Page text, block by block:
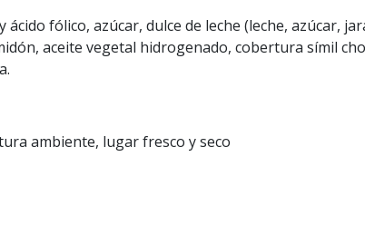
fólico, azúcar, dulce de leche (leche, azúcar,
aceite vegetal hidrogenado, cobertura símil
ambiente, lugar fresco y seco